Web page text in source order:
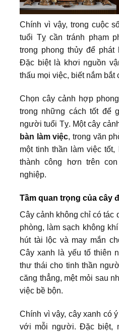
Chính vì vậy, trong cuộc
tuổi Tỵ cần tránh phạm
trong phong thủy để
Đặc biệt là khơi nguồn
thấu mọi việc, biết nắm bắt
Chọn cây cảnh hợp
trong những cách tốt để
người tuổi Tỵ. Một cây
bàn làm việc, trong văn
một tinh thần làm việc
thành công hơn trên
nghiệp.
Tầm quan trọng của cây
Cây cảnh không chỉ có tác
phòng, làm sạch không
hút tài lộc và may mắn
Cây xanh là yếu tố thiên
thư thái cho tinh thần
căng thẳng, mệt mỏi sau
việc bề bộn.
Chính vì vậy, cây xanh có
với mỗi người. Đặc biệt,